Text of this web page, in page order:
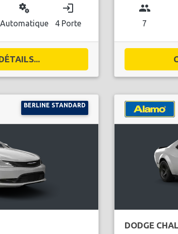
miscellaneous_services
Automatique
login
4 Porte
group
7
BERLINE STANDARD
DODGE